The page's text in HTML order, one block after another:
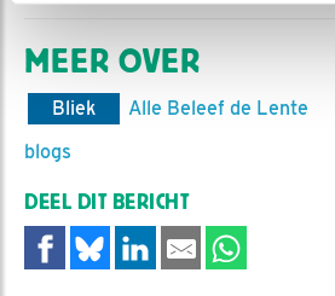
MEER OVER
Bliek
Alle Beleef de Lente
blogs
DEEL DIT BERICHT